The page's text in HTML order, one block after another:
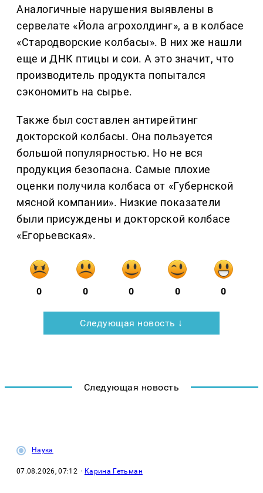
Аналогичные нарушения выявлены в
сервелате «Йола агрохолдинг», а в колбасе
«Стародворские колбасы». В них же нашли
еще и ДНК птицы и сои. А это значит, что
производитель продукта попытался
сэкономить на сырье.
Также был составлен антирейтинг
докторской колбасы. Она пользуется
большой популярностью. Но не вся
продукция безопасна. Самые плохие
оценки получила колбаса от «Губернской
мясной компании». Низкие показатели
были присуждены и докторской колбасе
«Егорьевская».
0 0 0 0 0
Следующая новость ↓
Следующая новость
Наука
07.08.2026, 07:12 · Карина Гетьман